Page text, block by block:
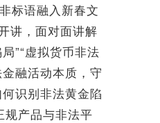
标语融入新春文
讲，面对面讲解
”“虚拟货币非法
融活动本质，守
识别非法黄金陷
规产品与非法平